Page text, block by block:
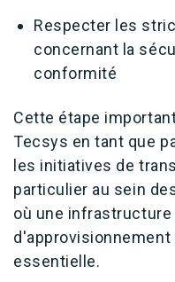
Respecter les
concernant la
conformité
Cette étape
Tecsys en tant que
les initiatives de
particulier au sein
où une infrastructure
essentielle.